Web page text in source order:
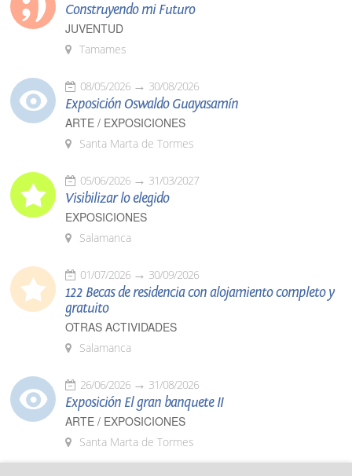
Construyendo mi Futuro
JUVENTUD
Tamames
08/05/2026 30/08/2026
Exposición Oswaldo Guayasamín
ARTE / EXPOSICIONES
Santa Marta de Tormes
05/06/2026 31/03/2027
Visibilizar lo elegido
EXPOSICIONES
Salamanca
01/07/2026 30/09/2026
122 Becas de residencia con alojamiento completo y
gratuito
OTRAS ACTIVIDADES
Salamanca
26/06/2026 31/08/2026
Exposición El gran banquete II
ARTE / EXPOSICIONES
Santa Marta de Tormes